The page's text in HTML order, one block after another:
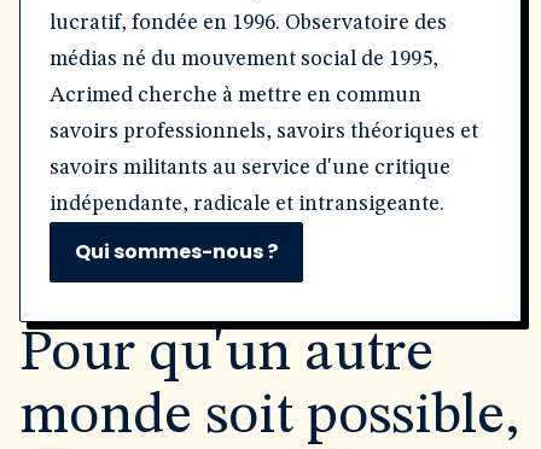
lucratif, fondée en 1996. Observatoire des
médias né du mouvement social de 1995,
Acrimed cherche à mettre en commun
savoirs professionnels, savoirs théoriques et
savoirs militants au service d'une critique
indépendante, radicale et intransigeante.
Qui sommes-nous ?
Pour qu'un autre
monde soit possible,